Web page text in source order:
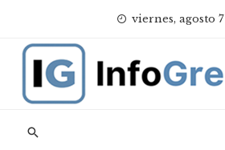
content
viernes, agosto 7